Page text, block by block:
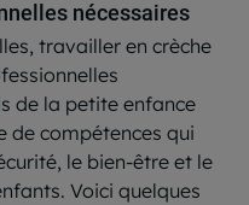
nécessaires
travailler en crèche
de la petite enfance
de compétences qui
le bien-être et le
Voici quelques